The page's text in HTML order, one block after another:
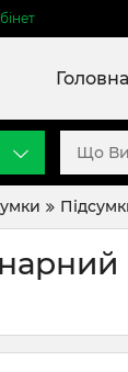
Головна